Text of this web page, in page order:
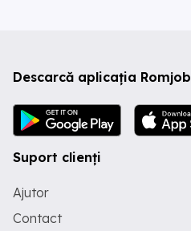
Descarcă aplicația Romjob
Suport clienți
Ajutor
Contact